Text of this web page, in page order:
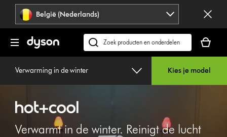
Navigatie
overslaan
België (Nederlands)
Zoek
op
dyson.be
is
leeg
Verwarming in de winter Kies je model
Verwarmt in de winter. Reinigt de lucht